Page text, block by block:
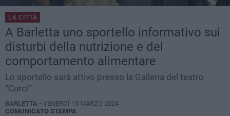
LA CITTÀ
A Barletta uno sportello informativo sui
disturbi della nutrizione e del
comportamento alimentare
Lo sportello sarà attivo presso la Galleria del teatro
“Curci”
BARLETTA - VENERDÌ 15 MARZO 2024
COMUNICATO STAMPA